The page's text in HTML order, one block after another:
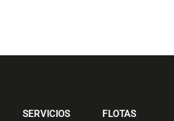
SERVICIOS FLOTAS